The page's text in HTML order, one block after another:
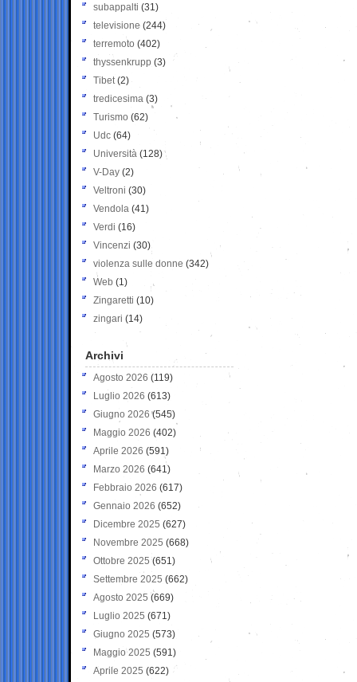
subappalti (31)
televisione(244)
terremoto (402)
thyssenkrupp (3)
Tibet(2)
tredicesima (3)
Turismo (62)
Udc (64)
Università (128)
V-Day (2)
Veltroni (30)
Vendola (41)
Verdi (16)
Vincenzi (30)
violenza sulle donne (342)
Web (1)
Zingaretti (10)
zingari (14)
Archivi
Agosto 2026 (119)
Luglio 2026 (613)
Giugno 2026 (545)
Maggio 2026 (402)
Aprile 2026 (591)
Marzo 2026 (641)
Febbraio 2026 (617)
Gennaio 2026 (652)
Dicembre 2025 (627)
Novembre 2025 (668)
Ottobre 2025 (651)
Settembre 2025 (662)
Agosto 2025 (669)
Luglio 2025 (671)
Giugno 2025 (573)
Maggio 2025 (591)
Aprile 2025 (622)